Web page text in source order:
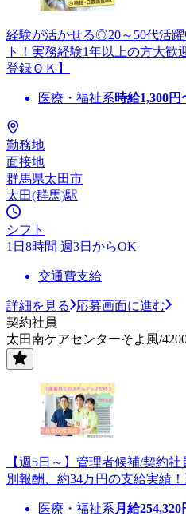
経験が活かせる◎20～50代活
ト！実務経験1年以上の方大
登録ＯＫ】
医療・福祉系時給1,300円
勤務地
面接地
群馬県太田市
太田(群馬)駅
シフト
1日8時間 週3日からOK
交通費支給
詳細を見る
応募画面に進む
契約社員
太田南ケアセンターそよ風/
【週5日～】管理者候補/契約
別報酬、約34万円の支給実績！
医療・福祉系 月給254,320